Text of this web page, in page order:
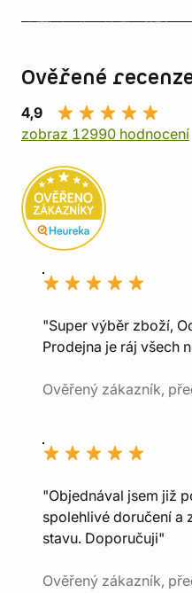
Ověřené
4,9
zobraz 12990 hodnocení
"Super výběr zboží,
Prodejna je ráj všech
Ověřený zákazník,
"Objednával jsem již
spolehlivé doručení a
stavu. Doporučuji"
Ověřený zákazník,